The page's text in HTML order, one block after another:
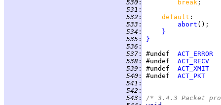
530 : break
531 :
532 : default
533 : abort
534 :
}
535 :
}
536 :
537 : #undef ACT_ERROR
538 : #undef ACT_RECV
539 : #undef ACT_XMIT
540 : #undef ACT_PKT
541 :
542 :
543 :
/* 3.4.3 Packet